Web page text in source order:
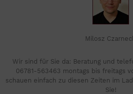
Milosz
Wir sind für Sie da: Beratung und
06781-563463 montags bis freitags
schauen einfach zu diesen Zeiten im
Sie!